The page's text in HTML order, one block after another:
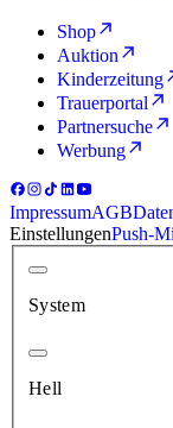
Shop
Auktion
Kinderzeitung
Trauerportal
Partnersuche
Werbung
ImpressumAGB
EinstellungenPush-
System
Hell